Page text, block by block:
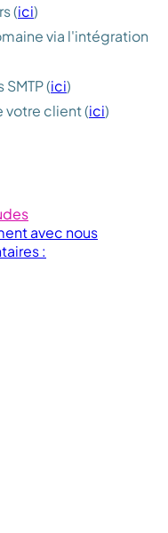
(ici)
via l'intégration
(ici)
votre client (ici)
avec nous
: